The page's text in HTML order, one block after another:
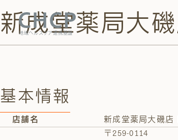
地域ヘルスケア連携基盤
新成堂薬局大
基本情報
店舗名 新成堂薬局大磯店
〒259-0114